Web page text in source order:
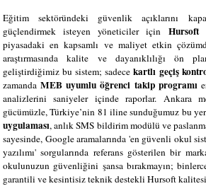
Eğitim sektöründeki güvenlik açıklarını
güçlendirmek isteyen yöneticiler için Hursoft
piyasadaki en kapsamlı ve maliyet etkin
araştırmasında kalite ve dayanıklılığı ön
geliştirdiğimiz bu sistem; sadecekartlı geçiş
zamandaMEB uyumlu öğrenci takip programı
analizlerini saniyeler içinde raporlar. Ankara
gücümüzle, Türkiye’nin 81 iline sunduğumuz bu
uygulaması, anlık SMS bildirim modülü ve
sayesinde, Google aramalarında 'en güvenli okul
yazılımı' sorgularında referans gösterilen bir
okulunuzun güvenliğini şansa bırakmayın;
garantili ve kesintisiz teknik destekli Hursoft